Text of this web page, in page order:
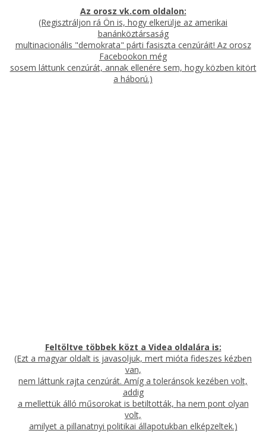
Az orosz vk.com oldalon:
(Regisztráljon rá Ön is, hogy elkerülje az amerikai
banánköztársaság
multinacionális "demokrata" párti fasiszta cenzúráit! Az orosz
Facebookon még
sosem láttunk cenzúrát, annak ellenére sem, hogy közben kitört
a háború.)
Feltöltve többek közt a Videa oldalára is:
(Ezt a magyar oldalt is javasoljuk, mert mióta fideszes kézben
van,
nem láttunk rajta cenzúrát. Amíg a toleránsok kezében volt,
addig
a mellettük álló műsorokat is betiltották, ha nem pont olyan
volt,
amilyet a pillanatnyi politikai állapotukban elképzeltek.)